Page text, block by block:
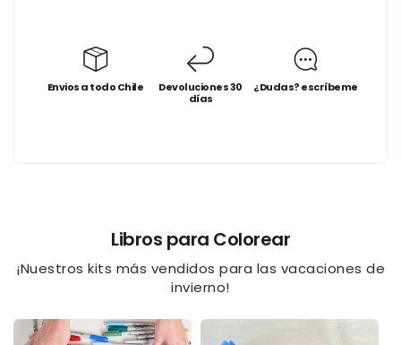
Envios a todo Chile
Devoluciones 30
días
¿Dudas? escríbeme
Libros para Colorear
¡Nuestros kits más vendidos para las vacaciones de
invierno!